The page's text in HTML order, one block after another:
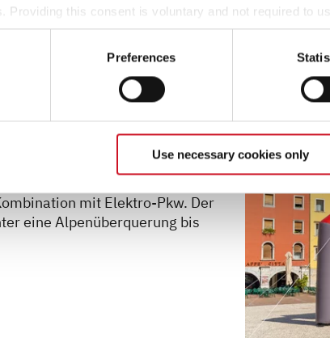
Providing this consent is voluntary and not required to
well as deselect or change them later (such as by
find further information in our Privacy Policy.
Preferences
Use necessary cookies only
wie Elektromobilität das
treibt sich selbst an
mit Elektro-Pkw. Der
eine Alpenüberquerung bis